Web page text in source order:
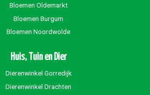
Bloemen Oldemarkt
Bloemen Burgum
Bloemen Noordwolde
Huis, Tuin en Dier
Dierenwinkel Gorredijk
Dierenwinkel Drachten